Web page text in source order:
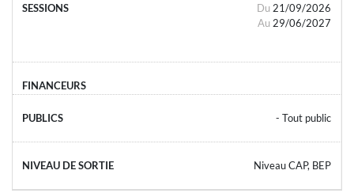
Du 21/09/2026
Au 29/06/2027
- Tout public
Niveau CAP, BEP